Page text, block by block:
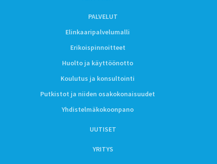
PALVELUT
Elinkaaripalvelumalli
Erikoispinnoitteet
Huolto ja käyttöönotto
Koulutus ja konsultointi
Putkistot ja niiden osakokonaisuudet
Yhdistelmäkokoonpano
UUTISET
YRITYS